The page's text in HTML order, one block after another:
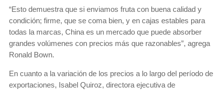
“Esto demuestra que si enviamos fruta con buena calidad y
condición; firme, que se coma bien, y en cajas estables para
todas la marcas, China es un mercado que puede absorber
grandes volúmenes con precios más que razonables”, agrega
Ronald Bown.
En cuanto a la variación de los precios a lo largo del período de
exportaciones, Isabel Quiroz, directora ejecutiva de